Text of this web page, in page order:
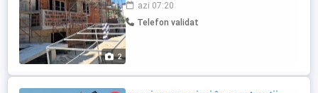
2
azi 07:20
Telefon validat